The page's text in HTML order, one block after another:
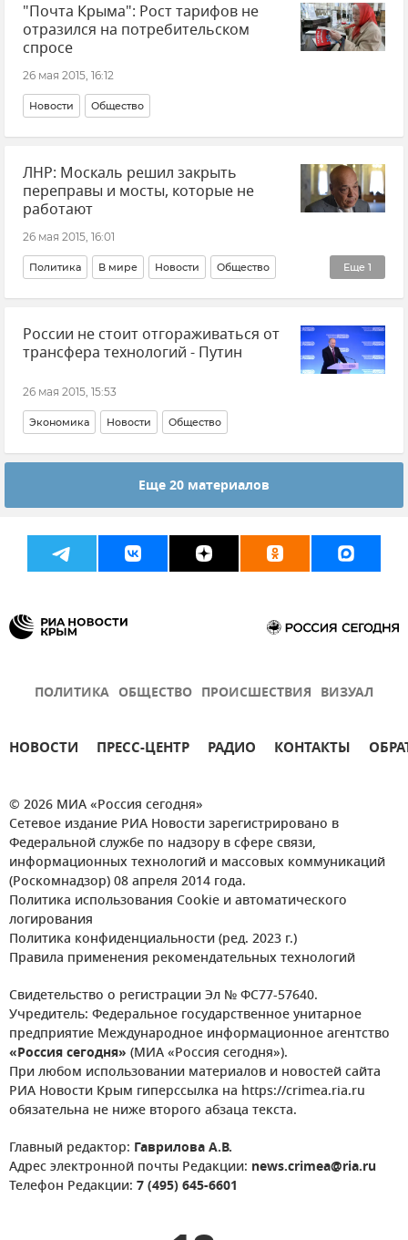
"Почта Крыма": Рост тарифов не
отразился на потребительском
спросе
26 мая 2015, 16:12
Новости Общество
ЛНР: Москаль решил закрыть
переправы и мосты, которые не
работают
26 мая 2015, 16:01
Еще 1
Политика В мире Новости Общество
События в Донбассе
России не стоит отгораживаться от
трансфера технологий - Путин
26 мая 2015, 15:53
Экономика Новости Общество
Еще 20 материалов
ПОЛИТИКА ОБЩЕСТВО ПРОИСШЕСТВИЯ ВИЗУАЛ
НОВОСТИ ПРЕСС-ЦЕНТР РАДИО КОНТАКТЫ
© 2026 МИА «Россия сегодня»
Сетевое издание РИА Новости зарегистрировано в
Федеральной службе по надзору в сфере связи,
информационных технологий и массовых коммуникаций
(Роскомнадзор) 08 апреля 2014 года.
Политика использования Cookie и автоматического
логирования
Политика конфиденциальности (ред. 2023 г.)
Правила применения рекомендательных технологий
Свидетельство о регистрации Эл № ФС77-57640.
Учредитель: Федеральное государственное унитарное
предприятие Международное информационное агентство
«Россия сегодня» (МИА «Россия сегодня»).
При любом использовании материалов и новостей сайта
РИА Новости Крым гиперссылка на https://crimea.ria.ru
обязательна не ниже второго абзаца текста.
Главный редактор: Гаврилова А.В.
Адрес электронной почты Редакции: news.crimea@ria.ru
Телефон Редакции: 7 (495) 645-6601